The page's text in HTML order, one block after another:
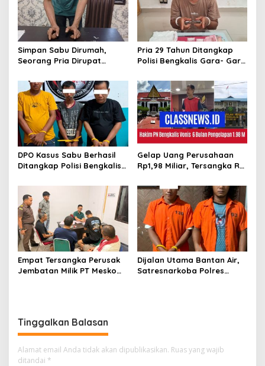
i
p
o
s
Simpan Sabu Dirumah,
Seorang Pria Dirupat
Pria 29 Tahun Ditangkap
Polisi Bengkalis Gara- Gara
DPO Kasus Sabu Berhasil
Ditangkap Polisi Bengkalis,
Diringkus
Gelap Uang Perusahaan
Rp1,98 Miliar, Tersangka RS
PN Bengkalis, JPU Ajukan
Banding
Empat Tersangka Perusak
Jembatan Milik PT Meskom
Dijalan Utama Bantan Air,
Satresnarkoba Polres
Tinggalkan Balasan
Alamat email Anda tidak akan dipublikasikan. Ruas yang wajib
ditandai *